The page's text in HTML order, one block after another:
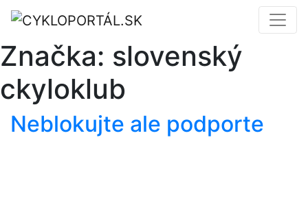
Značka: slovenský
ckyloklub
Neblokujte ale podporte